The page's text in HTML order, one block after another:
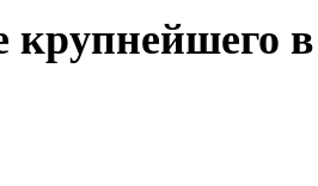
крупнейшего